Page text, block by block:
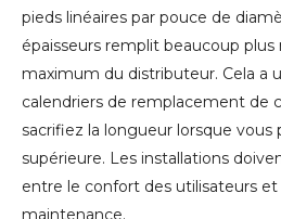
pieds linéaires par pouce de
épaisseurs remplit beaucoup
maximum du distributeur. Cela a
calendriers de remplacement de
sacrifiez la longueur lorsque vous
supérieure. Les installations
entre le confort des utilisateurs et
maintenance.